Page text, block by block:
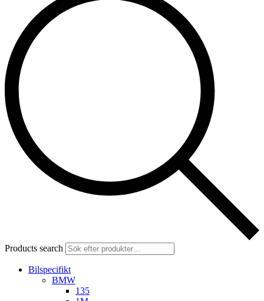
Products search
Bilspecifikt
BMW
135